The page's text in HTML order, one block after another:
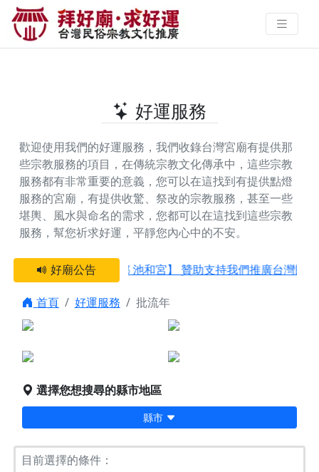
全台提供批流年的好廟 | 拜好廟‧求
好運 找到與您有緣的信仰
好運服務
歡迎使用我們的好運服務，我們收錄台灣宮廟有提供那
些宗教服務的項目，在傳統宗教文化傳承中，這些宗教
服務都有非常重要的意義，您可以在這找到有提供點燈
服務的宮廟，有提供收驚、祭改的宗教服務，甚至一些
堪輿、風水與命名的需求，您都可以在這找到這些宗教
服務，幫您祈求好運，平靜您內心中的不安。
好廟公告
感謝 【新竹縣新豐鄉 池和宮】 贊助支持我們推廣台灣民俗宗
首頁 好運服務
批流年
點燈服務
堪輿/風水
選擇您想搜尋的縣市地區
縣市
目前選擇的條件：